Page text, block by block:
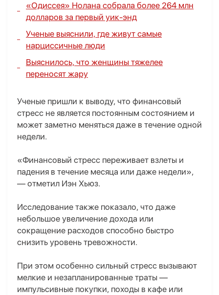
«Одиссея» Нолана собрала более 264 млн
долларов за первый уик-энд
Ученые выяснили, где живут самые
нарциссичные люди
Выяснилось, что женщины тяжелее
переносят жару
Ученые пришли к выводу, что финансовый
стресс не является постоянным состоянием и
может заметно меняться даже в течение одной
недели.
«Финансовый стресс переживает взлеты и
падения в течение месяца или даже недели»,
— отметил Иэн Хьюз.
Исследование также показало, что даже
небольшое увеличение дохода или
сокращение расходов способно быстро
снизить уровень тревожности.
При этом особенно сильный стресс вызывают
мелкие и незапланированные траты —
импульсивные покупки, походы в кафе или